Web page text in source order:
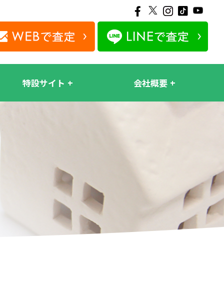
特設サイト 会社概要